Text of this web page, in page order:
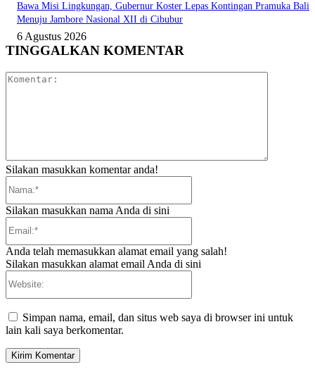
Bawa Misi Lingkungan, Gubernur Koster Lepas Kontingan Pramuka Bali
Menuju Jambore Nasional XII di Cibubur
6 Agustus 2026
TINGGALKAN KOMENTAR
Silakan masukkan komentar anda!
Silakan masukkan nama Anda di sini
Anda telah memasukkan alamat email yang salah!
Silakan masukkan alamat email Anda di sini
Simpan nama, email, dan situs web saya di browser ini untuk
lain kali saya berkomentar.